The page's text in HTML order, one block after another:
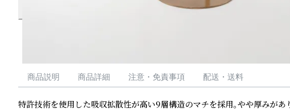
商品説明 商品詳細 注意・免責事項 配送・送料
特許技術を使用した吸収拡散性が高い9層構造のマチを採用。やや厚みがあ